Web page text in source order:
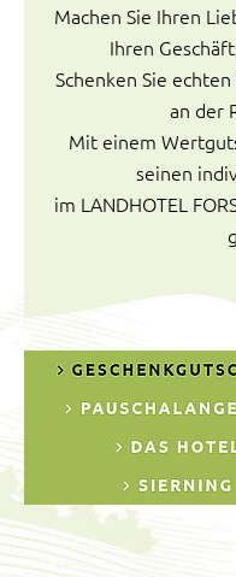
Machen Sie Ihren
Ihren
Schenken Sie
an der
Mit einem
seinen
im LANDHOTEL